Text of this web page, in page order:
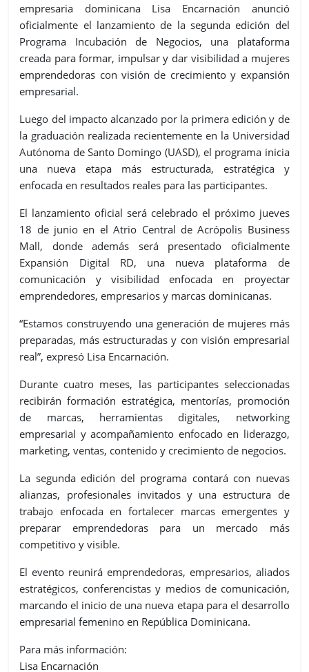
empresaria dominicana Lisa Encarnación anunció
oficialmente el lanzamiento de la segunda edición del
Programa Incubación de Negocios, una plataforma
creada para formar, impulsar y dar visibilidad a mujeres
emprendedoras con visión de crecimiento y expansión
empresarial.
Luego del impacto alcanzado por la primera edición y de
la graduación realizada recientemente en la Universidad
Autónoma de Santo Domingo (UASD), el programa inicia
una nueva etapa más estructurada, estratégica y
enfocada en resultados reales para las participantes.
El lanzamiento oficial será celebrado el próximo jueves
18 de junio en el Atrio Central de Acrópolis Business
Mall, donde además será presentado oficialmente
Expansión Digital RD, una nueva plataforma de
comunicación y visibilidad enfocada en proyectar
emprendedores, empresarios y marcas dominicanas.
“Estamos construyendo una generación de mujeres más
preparadas, más estructuradas y con visión empresarial
real”, expresó Lisa Encarnación.
Durante cuatro meses, las participantes seleccionadas
recibirán formación estratégica, mentorías, promoción
de marcas, herramientas digitales, networking
empresarial y acompañamiento enfocado en liderazgo,
marketing, ventas, contenido y crecimiento de negocios.
La segunda edición del programa contará con nuevas
alianzas, profesionales invitados y una estructura de
trabajo enfocada en fortalecer marcas emergentes y
preparar emprendedoras para un mercado más
competitivo y visible.
El evento reunirá emprendedoras, empresarios, aliados
estratégicos, conferencistas y medios de comunicación,
marcando el inicio de una nueva etapa para el desarrollo
empresarial femenino en República Dominicana.
Para más información:
Lisa Encarnación